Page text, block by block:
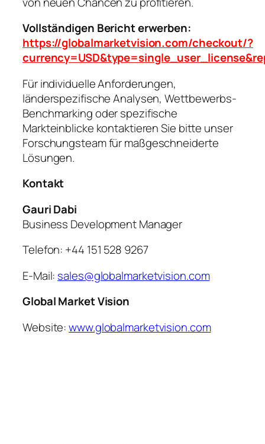
Vollständigen Bericht erwerben:
https://globalmarketvision.com/checkout/?
Für individuelle Anforderungen,
länderspezifische Analysen, Wettbewerbs-
Benchmarking oder spezifische
Markteinblicke kontaktieren Sie bitte unser
Forschungsteam für maßgeschneiderte
Lösungen.
Kontakt
Gauri Dabi
Business Development Manager
Telefon: +44 151 528 9267
E-Mail: sales@globalmarketvision.com
Global Market Vision
Website:www.globalmarketvision.com